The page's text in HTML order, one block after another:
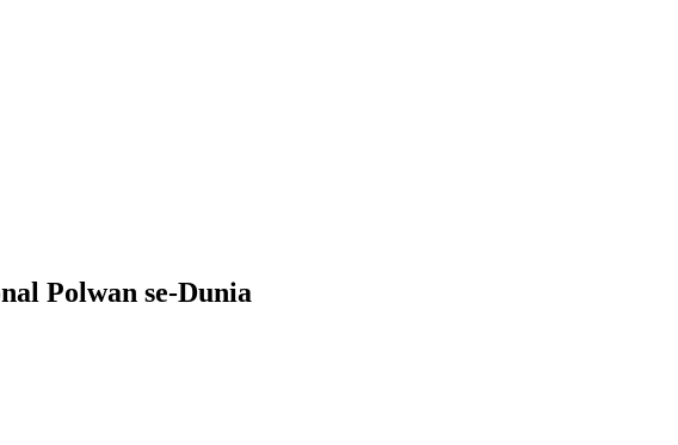
Polwan se-Dunia